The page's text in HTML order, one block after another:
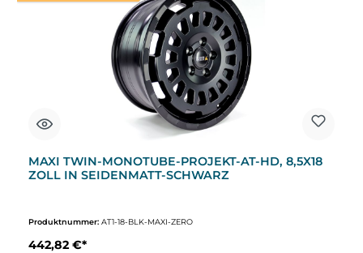
MAXI TWIN-MONOTUBE-PROJEKT-AT-HD, 8,5X18
ZOLL IN SEIDENMATT-SCHWARZ
Produktnummer: AT1-18-BLK-MAXI-ZERO
442,82 €*